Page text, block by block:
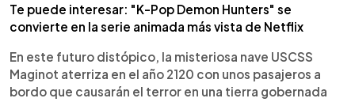
Te puede interesar: "K-Pop Demon Hunters" se
convierte en la serie animada más vista de Netflix
En este futuro distópico, la misteriosa nave USCSS
Maginot aterriza en el año 2120 con unos pasajeros a
bordo que causarán el terror en una tierra gobernada